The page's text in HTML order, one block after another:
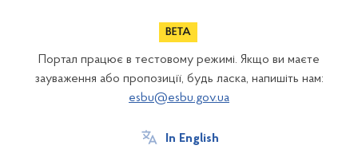
Портал працює в тестовому режимі. Якщо ви маєте
зауваження або пропозиції, будь ласка, напишіть нам:
esbu@esbu.gov.ua
In English